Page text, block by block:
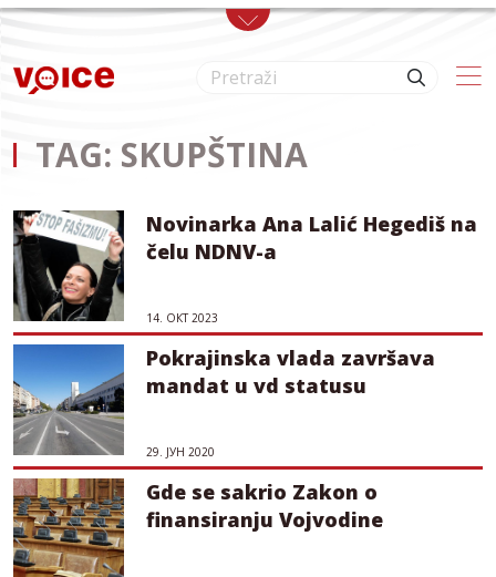
Skip to main content
TAG: SKUPŠTINA
Novinarka Ana Lalić Hegediš na
čelu NDNV-a
14. ОКТ 2023
Pokrajinska vlada završava
mandat u vd statusu
29. ЈУН 2020
Gde se sakrio Zakon o
finansiranju Vojvodine